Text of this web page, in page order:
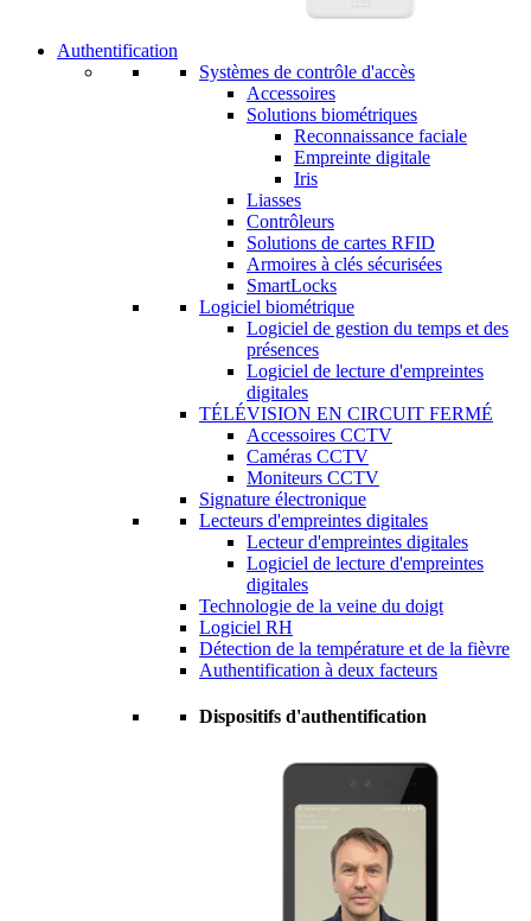
Authentification
Systèmes de contrôle d'accès
Accessoires
Solutions biométriques
Reconnaissance faciale
Empreinte digitale
Iris
Liasses
Contrôleurs
Solutions de cartes RFID
Armoires à clés sécurisées
SmartLocks
Logiciel biométrique
Logiciel de gestion du temps et des
présences
Logiciel de lecture d'empreintes
digitales
TÉLÉVISION EN CIRCUIT FERMÉ
Accessoires CCTV
Caméras CCTV
Moniteurs CCTV
Signature électronique
Lecteurs d'empreintes digitales
Lecteur d'empreintes digitales
Logiciel de lecture d'empreintes
digitales
Technologie de la veine du doigt
Logiciel RH
Détection de la température et de la fièvre
Authentification à deux facteurs
Dispositifs d'authentification